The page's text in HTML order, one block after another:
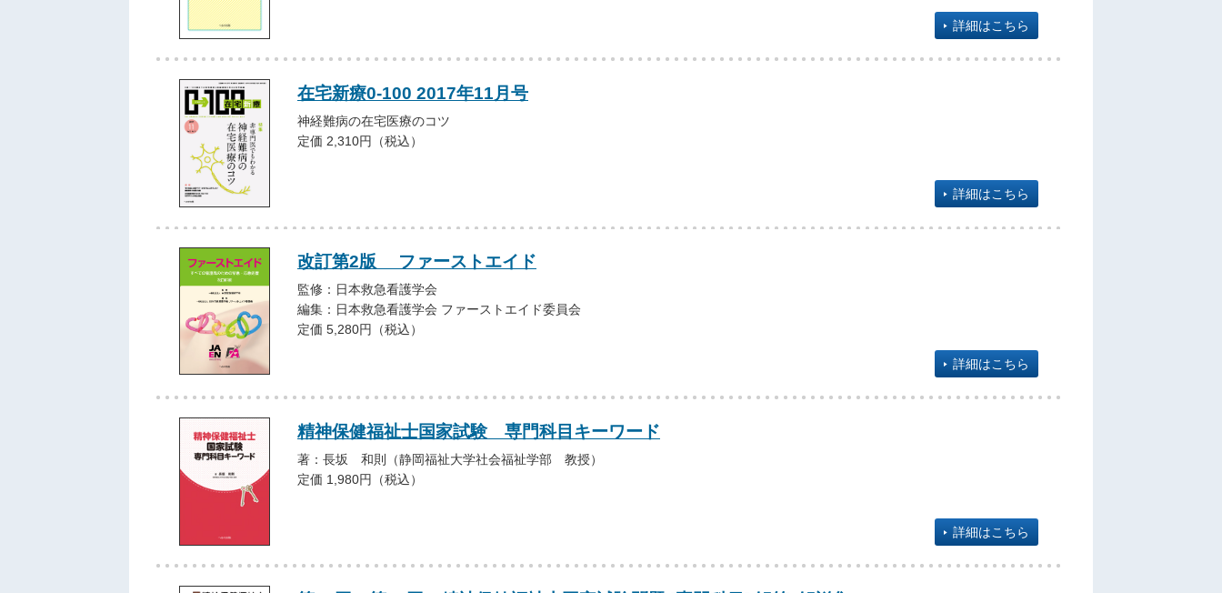
詳細はこちら
在宅新療0-100 2017年11月号
神経難病の在宅医療のコツ
定価 2,310円（税込）
詳細はこちら
改訂第2版 ファーストエイド
監修：日本救急看護学会
編集：日本救急看護学会 ファーストエイド委員会
定価 5,280円（税込）
詳細はこちら
精神保健福祉士国家試験 専門科目キーワード
著：長坂 和則（静岡福祉大学社会福祉学部 教授）
定価 1,980円（税込）
詳細はこちら